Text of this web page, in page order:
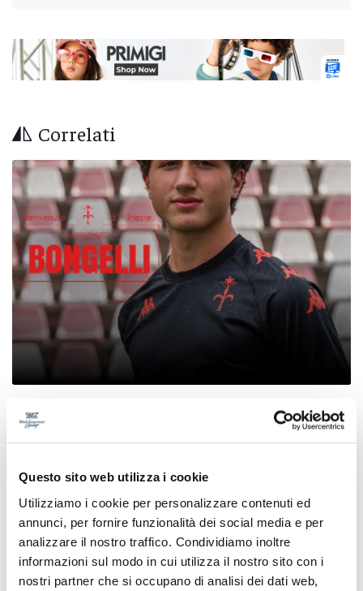
Questo sito web utilizza i cookie
Utilizziamo i cookie per personalizzare contenuti ed
annunci, per fornire funzionalità dei social media e per
analizzare il nostro traffico. Condividiamo inoltre
informazioni sul modo in cui utilizza il nostro sito con i
nostri partner che si occupano di analisi dei dati web,
Correlati
Calcio Serie C - Bongelli lascia la Samb e passa
alla Triestina
Pubblicità